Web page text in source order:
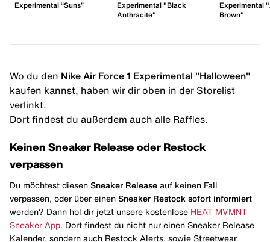
Experimental “Suns”
Experimental "Black
Anthracite"
Experimental
Brown"
Wo du den Nike Air Force 1 Experimental "Halloween"
kaufen kannst, haben wir dir oben in der Storelist
verlinkt.
Dort findest du außerdem auch alle Raffles.
Keinen Sneaker Release oder Restock
verpassen
Du möchtest diesen Sneaker Release auf keinen Fall
verpassen, oder über einen Sneaker Restock sofort informiert
werden? Dann hol dir jetzt unsere kostenlose HEAT MVMNT
Sneaker App . Dort findest du nicht nur einen Sneaker Release
Kalender, sondern auch Restock Alerts, sowie Streetwear